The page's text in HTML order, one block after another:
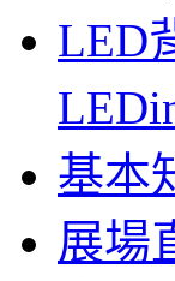
LED
基本
展場